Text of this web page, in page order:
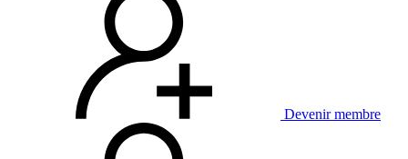
Devenir membre